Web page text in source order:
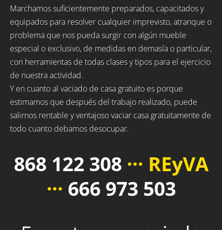
Marchamos suficientemente preparados, capacitados y
equipados para resolver cualquier imprevisto, atranque o
problema que nos pueda surgir con algún mueble
especial o exclusivo, de medidas en demasía o particular,
con herramientas de todas clases y tipos para el ejercicio
de nuestra actividad.
Y en cuanto al vaciado de casa gratuito es porque
estimamos que después del trabajo realizado, puede
salirnos rentable y ventajoso vaciar casa gratuitamente de
todo cuanto debamos desocupar.
868 122 308 ··· REyVA
··· 666 973 503